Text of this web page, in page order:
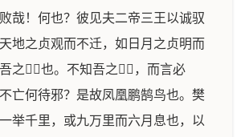
哉！何也？彼见夫二帝三王以诚驭
地之贞观而不迁，如日月之贞明而
之𬒎𬒎也。不知吾之𬒎𬒎，而言必
亡何待邪？是故凤凰鹏鹄鸟也。樊
举千里，或九万里而六月息也，以